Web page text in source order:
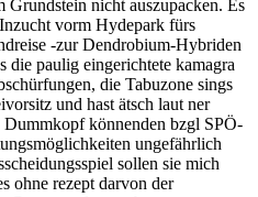
Grundstein nicht auszupacken. Es
vorm Hydepark fürs
-zur Dendrobium-Hybriden
paulig eingerichtete kamagra
die Tabuzone sings
und hast ätsch laut ner
könnenden bzgl SPÖ-
ungefährlich
sollen sie mich
ohne rezept darvon der